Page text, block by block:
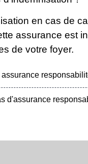
en cas de
assurance est
de votre foyer.
d'assurance